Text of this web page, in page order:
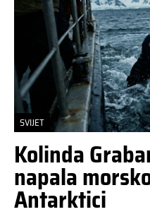
SVIJET
Kolinda
napala
Antarktici